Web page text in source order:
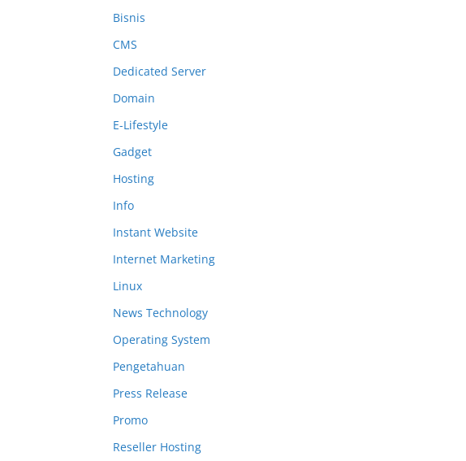
Bisnis
CMS
Dedicated Server
Domain
E-Lifestyle
Gadget
Hosting
Info
Instant Website
Internet Marketing
Linux
News Technology
Operating System
Pengetahuan
Press Release
Promo
Reseller Hosting